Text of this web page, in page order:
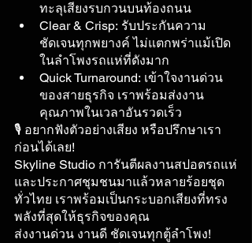
ทะลุเสียงรบกวนบนท้องถนน
Clear & Crisp: รับประกันความ
ชัดเจนทุกพยางค์ ไม่แตกพร่าแม้เปิด
ในลำโพงรถแห่ที่ดังมาก
Quick Turnaround: เข้าใจงานด่วน
ของสายธุรกิจ เราพร้อมส่งงาน
คุณภาพในเวลาอันรวดเร็ว
🎙️ อยากฟังตัวอย่างเสียง หรือปรึกษาเรา
ก่อนได้เลย!
Skyline Studio การันตีผลงานสปอตรถแห่
และประกาศชุมชนมาแล้วหลายร้อยชุด
ทั่วไทย เราพร้อมเป็นกระบอกเสียงที่ทรง
พลังที่สุดให้ธุรกิจของคุณ
ส่งงานด่วน งานดี ชัดเจนทุกตู้ลำโพง!